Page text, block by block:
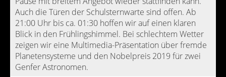
Auch die Türen der Schulsternwarte sind offen. Ab
21:00 Uhr bis ca. 01:30 hoffen wir auf einen klaren
Blick in den Frühlingshimmel. Bei schlechtem Wetter
zeigen wir eine Multimedia-Präsentation über fremde
Planetensysteme und den Nobelpreis 2019 für zwei
Genfer Astronomen.